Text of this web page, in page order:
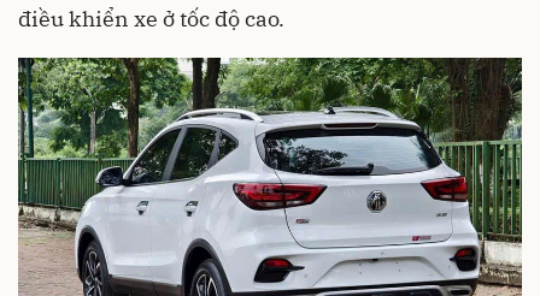
điều khiển xe ở tốc độ cao.